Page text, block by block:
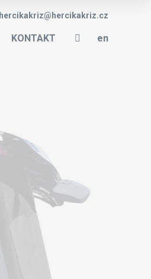
KONTAKT cs
en
hercikakriz@hercikakriz.cz